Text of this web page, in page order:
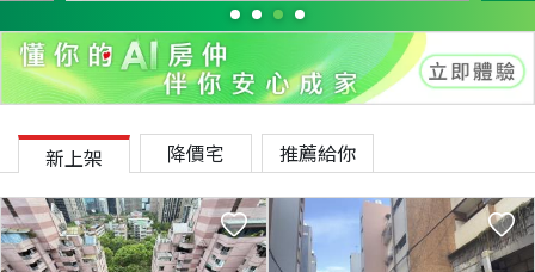
新上架 降價宅 推薦給你